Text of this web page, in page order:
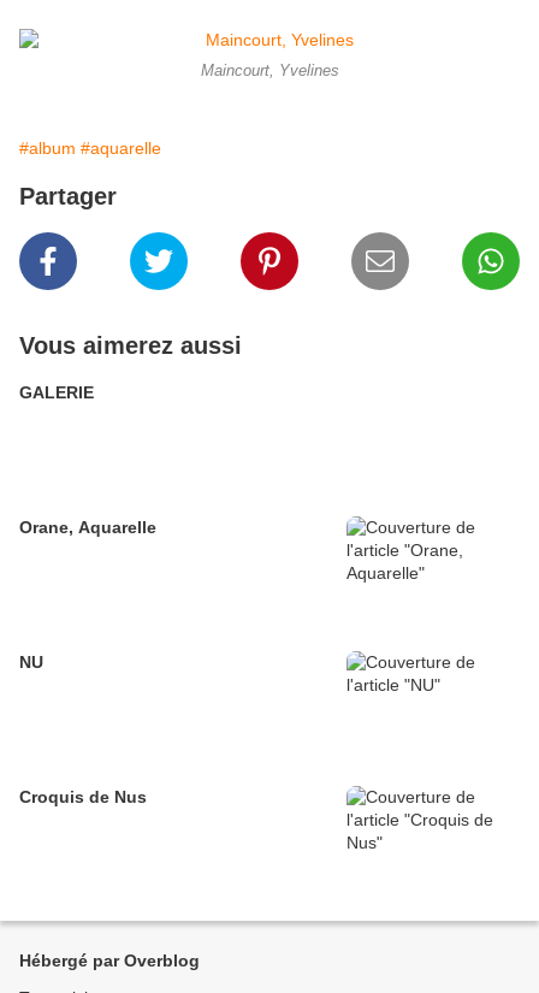
Maincourt, Yvelines
#album #aquarelle
Partager
Vous aimerez aussi
GALERIE
Orane, Aquarelle
NU
Croquis de Nus
Hébergé par Overblog